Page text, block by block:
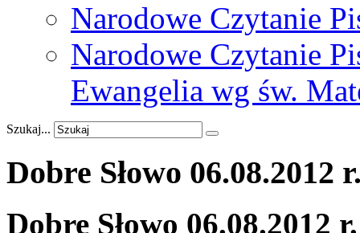
Narodowe Czytanie
Narodowe Czytanie
Ewangelia wg św.
Szukaj...
Dobre Słowo 06.08.2012
Dobre Słowo 06.08.2012 r.